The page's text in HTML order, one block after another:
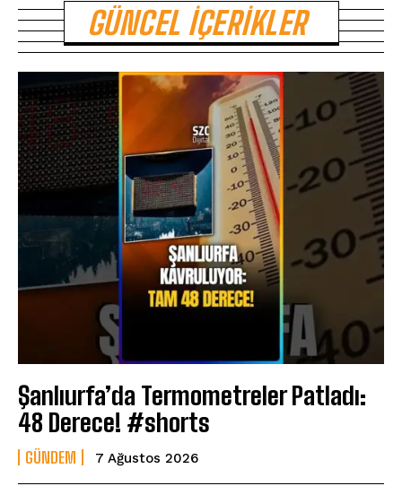
GÜNCEL İÇERIKLER
Şanlıurfa’da Termometreler Patladı:
48 Derece! #shorts
GÜNDEM 7 Ağustos 2026